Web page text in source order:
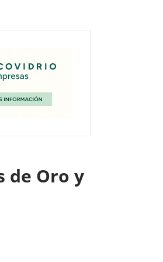
de Oro y